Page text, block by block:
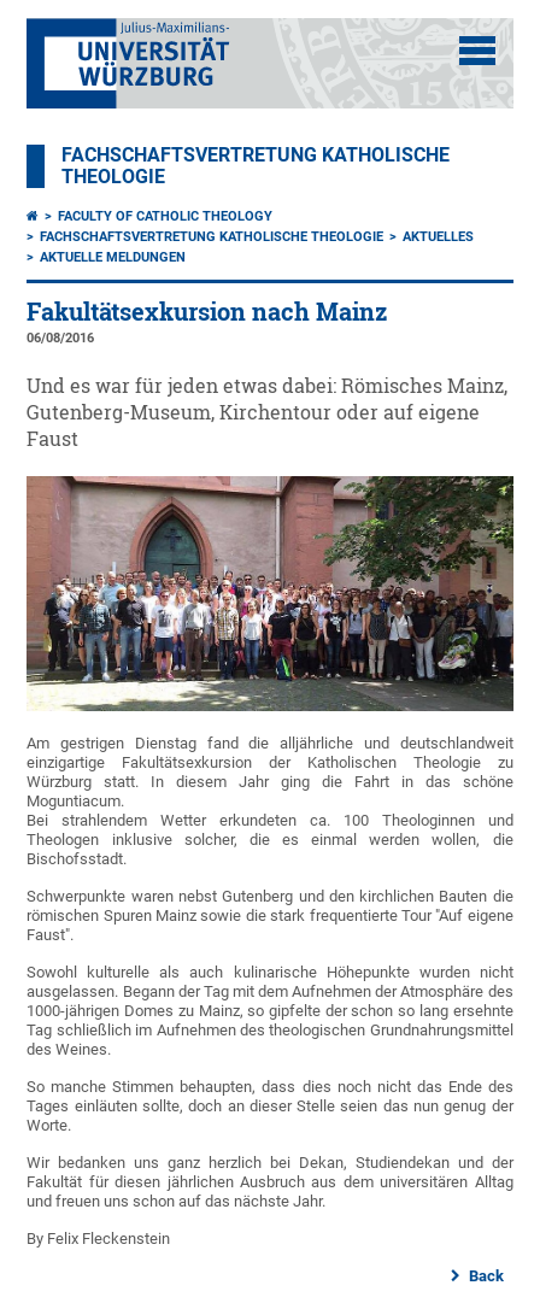
FACHSCHAFTSVERTRETUNG KATHOLISCHE
THEOLOGIE
FACULTY OF CATHOLIC THEOLOGY
FACHSCHAFTSVERTRETUNG KATHOLISCHE THEOLOGIE
AKTUELLES
AKTUELLE MELDUNGEN
Fakultätsexkursion nach Mainz
06/08/2016
Und es war für jeden etwas dabei: Römisches Mainz,
Gutenberg-Museum, Kirchentour oder auf eigene
Faust
Am gestrigen Dienstag fand die alljährliche und deutschlandweit
einzigartige Fakultätsexkursion der Katholischen Theologie zu
Würzburg statt. In diesem Jahr ging die Fahrt in das schöne
Moguntiacum.
Bei strahlendem Wetter erkundeten ca. 100 Theologinnen und
Theologen inklusive solcher, die es einmal werden wollen, die
Bischofsstadt.
Schwerpunkte waren nebst Gutenberg und den kirchlichen Bauten die
römischen Spuren Mainz sowie die stark frequentierte Tour "Auf eigene
Faust".
Sowohl kulturelle als auch kulinarische Höhepunkte wurden nicht
ausgelassen. Begann der Tag mit dem Aufnehmen der Atmosphäre des
1000-jährigen Domes zu Mainz, so gipfelte der schon so lang ersehnte
Tag schließlich im Aufnehmen des theologischen Grundnahrungsmittel
des Weines.
So manche Stimmen behaupten, dass dies noch nicht das Ende des
Tages einläuten sollte, doch an dieser Stelle seien das nun genug der
Worte.
Wir bedanken uns ganz herzlich bei Dekan, Studiendekan und der
Fakultät für diesen jährlichen Ausbruch aus dem universitären Alltag
und freuen uns schon auf das nächste Jahr.
By Felix Fleckenstein
Back